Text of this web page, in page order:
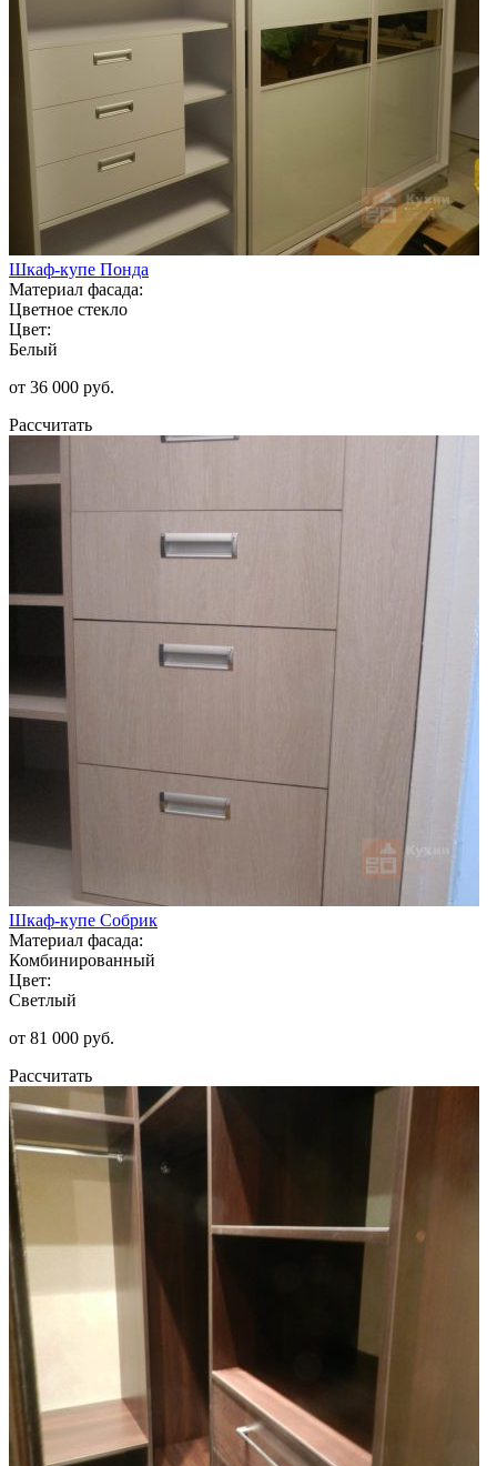
Шкаф-купе Понда
Материал фасада:
Цветное стекло
Цвет:
Белый
от 36 000 руб.
Рассчитать
Шкаф-купе Собрик
Материал фасада:
Комбинированный
Цвет:
Светлый
от 81 000 руб.
Рассчитать